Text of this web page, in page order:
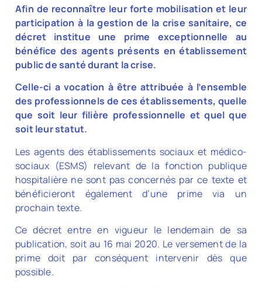
Afin de reconnaître leur forte mobilisation et leur
participation à la gestion de la crise sanitaire, ce
décret institue une prime exceptionnelle au
bénéfice des agents présents en établissement
public de santé durant la crise.
Celle-ci a vocation à être attribuée à l’ensemble
des professionnels de ces établissements, quelle
que soit leur filière professionnelle et quel que
soit leur statut.
Les agents des établissements sociaux et médico-
sociaux (ESMS) relevant de la fonction publique
hospitalière ne sont pas concernés par ce texte et
bénéficieront également d’une prime via un
prochain texte.
Ce décret entre en vigueur le lendemain de sa
publication, soit au 16 mai 2020. Le versement de la
prime doit par conséquent intervenir dès que
possible.